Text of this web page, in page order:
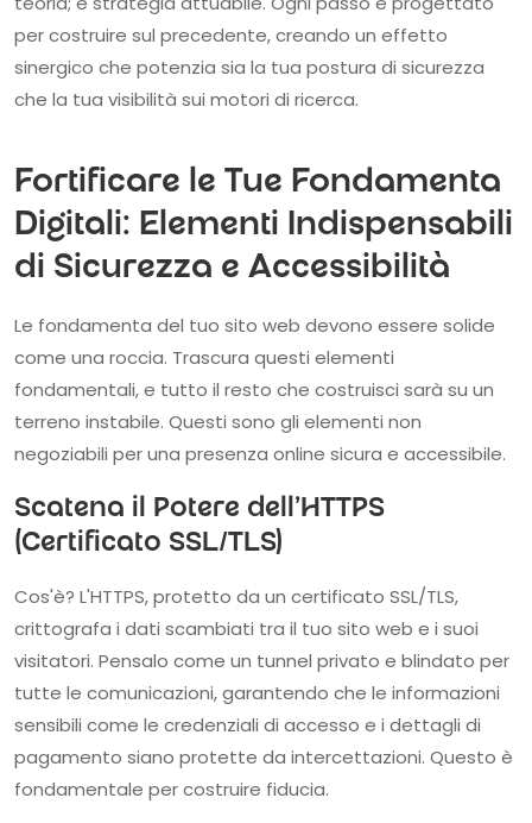
per costruire sul precedente, creando un effetto
sinergico che potenzia sia la tua postura di sicurezza
che la tua visibilità sui motori di ricerca.
Fortificare le Tue Fondamenta
Digitali: Elementi Indispensabili
di Sicurezza e Accessibilità
Le fondamenta del tuo sito web devono essere solide
come una roccia. Trascura questi elementi
fondamentali, e tutto il resto che costruisci sarà su un
terreno instabile. Questi sono gli elementi non
negoziabili per una presenza online sicura e accessibile.
Scatena il Potere dell'HTTPS
(Certificato SSL/TLS)
Cos'è? L'HTTPS, protetto da un certificato SSL/TLS,
crittografa i dati scambiati tra il tuo sito web e i suoi
visitatori. Pensalo come un tunnel privato e blindato per
tutte le comunicazioni, garantendo che le informazioni
sensibili come le credenziali di accesso e i dettagli di
pagamento siano protette da intercettazioni. Questo è
fondamentale per costruire fiducia.